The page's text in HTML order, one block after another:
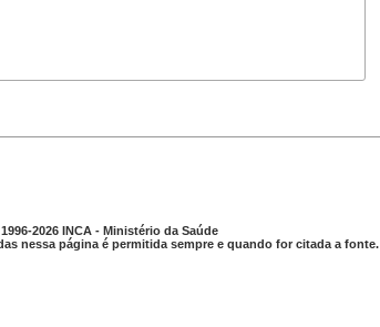
2026 INCA - Ministério da Saúde
nessa página é permitida sempre e quando for citada a fonte.